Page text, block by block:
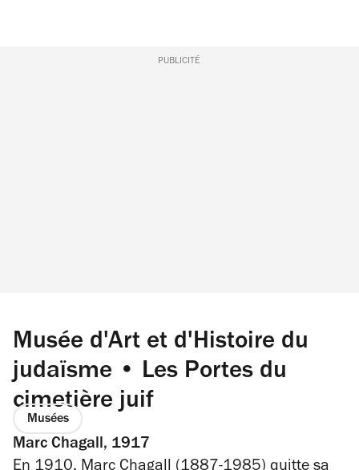
PUBLICITÉ
Musée d'Art et d'Histoire du
judaïsme • Les Portes du
cimetière juif
Musées
Marc Chagall, 1917